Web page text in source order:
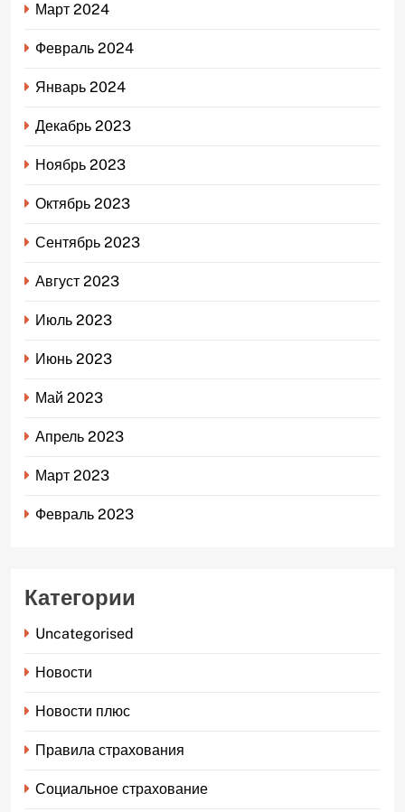
Март 2024
Февраль 2024
Январь 2024
Декабрь 2023
Ноябрь 2023
Октябрь 2023
Сентябрь 2023
Август 2023
Июль 2023
Июнь 2023
Май 2023
Апрель 2023
Март 2023
Февраль 2023
Категории
Uncategorised
Новости
Новости плюс
Правила страхования
Социальное страхование